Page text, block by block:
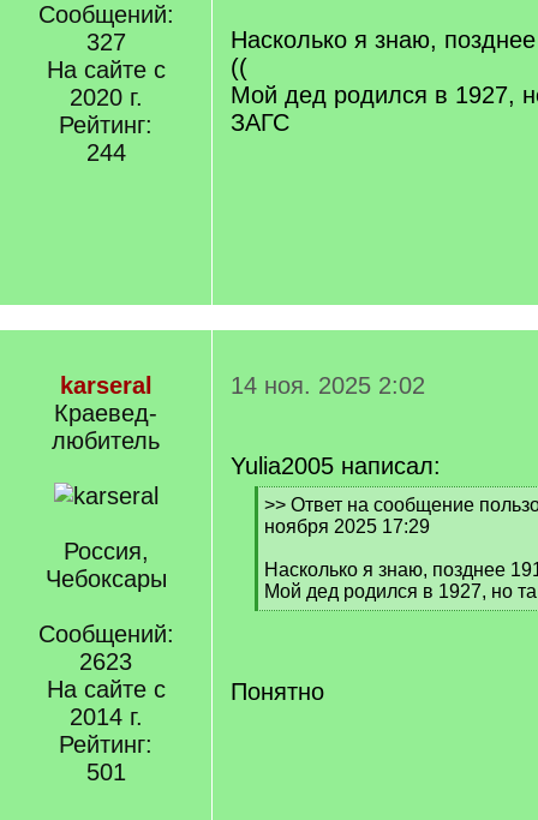
Сообщений:
327
На сайте с
2020 г.
Рейтинг:
244
Насколько я знаю,
((
Мой дед родился в 1927,
ЗАГС
karseral
Краевед-
любитель
Россия,
Чебоксары
Сообщений:
2623
На сайте с
2014 г.
Рейтинг:
501
14 ноя. 2025 2:02
Yulia2005 написал:
[
q
>> Ответ на сообщение
ноября 2025 17:29
Насколько я знаю, позднее
Мой дед родился в 1927, но
[
Понятно